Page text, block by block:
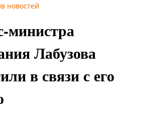
новостей
министра
Лабузова
в связи с его